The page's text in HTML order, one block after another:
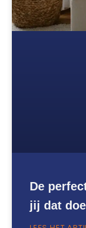
De
jij dat